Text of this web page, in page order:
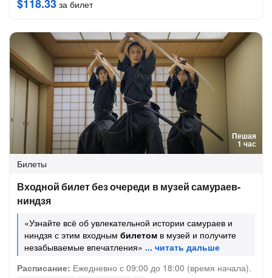
$118.33 за билет
Пешая
1 час
Билеты
Входной билет без очереди в музей самураев-
ниндзя
«Узнайте всё об увлекательной истории самураев и
ниндзя с этим входным билетом в музей и получите
незабываемые впечатления»
Расписание: Ежедневно с 09:00 до 18:00 (время начала).